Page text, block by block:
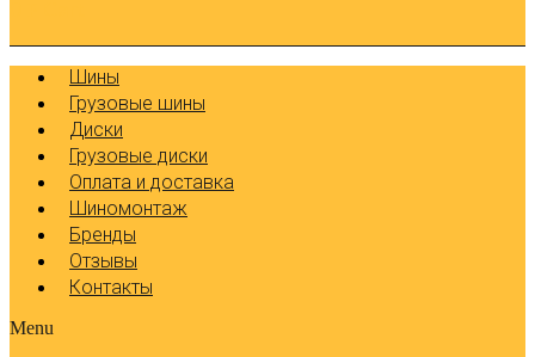
Шины
Грузовые шины
Диски
Грузовые диски
Оплата и доставка
Шиномонтаж
Бренды
Отзывы
Контакты
Menu